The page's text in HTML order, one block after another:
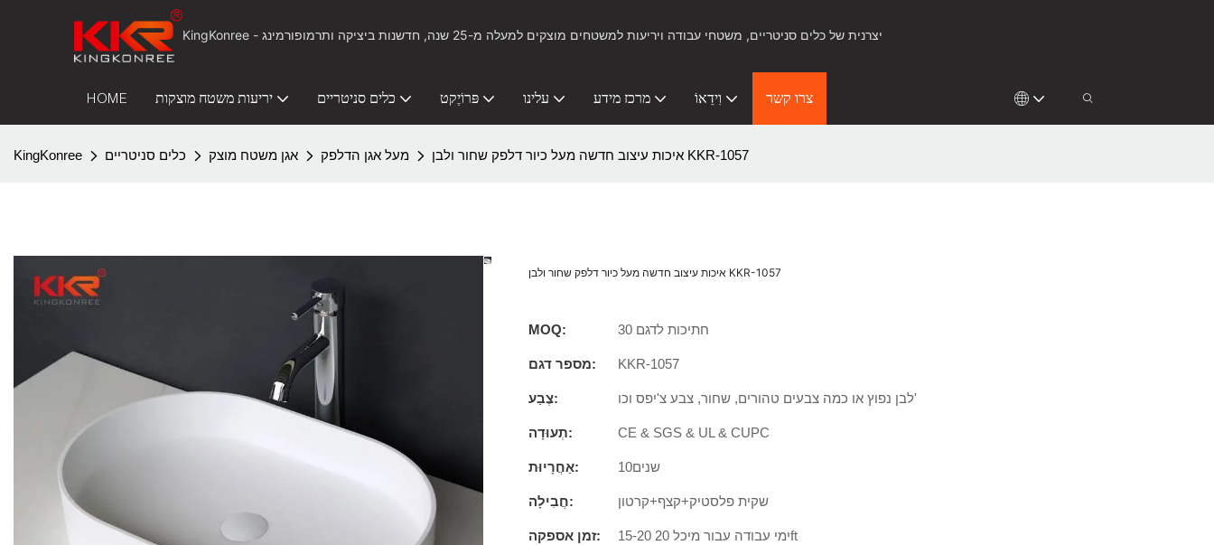
KingKonree - יצרנית של כלים סניטריים, משטחי עבודה ויריעות למשטחים מוצקים למעלה מ-25 שנה, חדשנות ביציקה ותרמופורמינג
HOME יריעות משטח מוצקות כלים סניטריים פּרוֹיֶקט עלינו מרכז מידע וִידֵאוֹ צרו קשר
KingKonree כלים סניטריים אגן משטח מוצק מעל אגן הדלפק איכות עיצוב חדשה מעל כיור דלפק שחור ולבן KKR-1057
איכות עיצוב חדשה מעל כיור דלפק שחור ולבן KKR-1057
MOQ: 30 חתיכות לדגם
מספר דגם: KKR-1057
צֶבַע: לבן נפוץ או כמה צבעים טהורים, שחור, צבע צ'יפס וכו'
תְעוּדָה: CE & SGS & UL & CUPC
אַחֲרָיוּת: שנים10
חֲבִילָה: שקית פלסטיק+קצף+קרטון
זמן אספקה: 15-20 ימי עבודה עבור מיכל 20ft